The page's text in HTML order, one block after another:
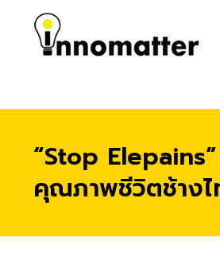
“Stop
คุณภาพชีวิตช้าง